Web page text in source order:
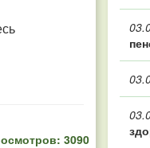
3090